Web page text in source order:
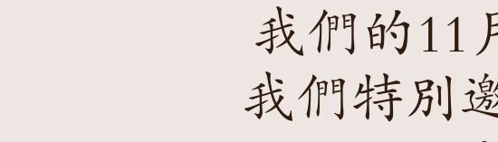
我們的11
我們特別